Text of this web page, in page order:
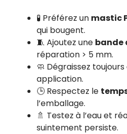
🧪 Préférez un mastic
qui bougent.
🧵 Ajoutez une bande
réparation > 5 mm.
🧼 Dégraissez toujours
application.
🕒 Respectez le
l’emballage.
🚿 Testez à l’eau et
suintement persiste.